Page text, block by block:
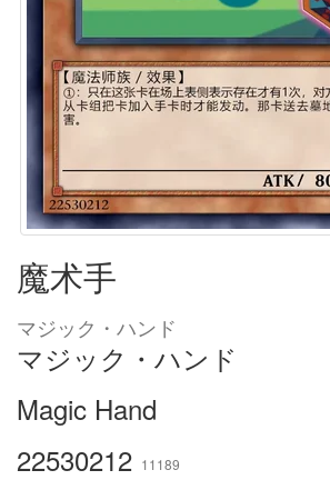
魔术手
マジック・ハンド
マジック・ハンド
Magic Hand
22530212 11189